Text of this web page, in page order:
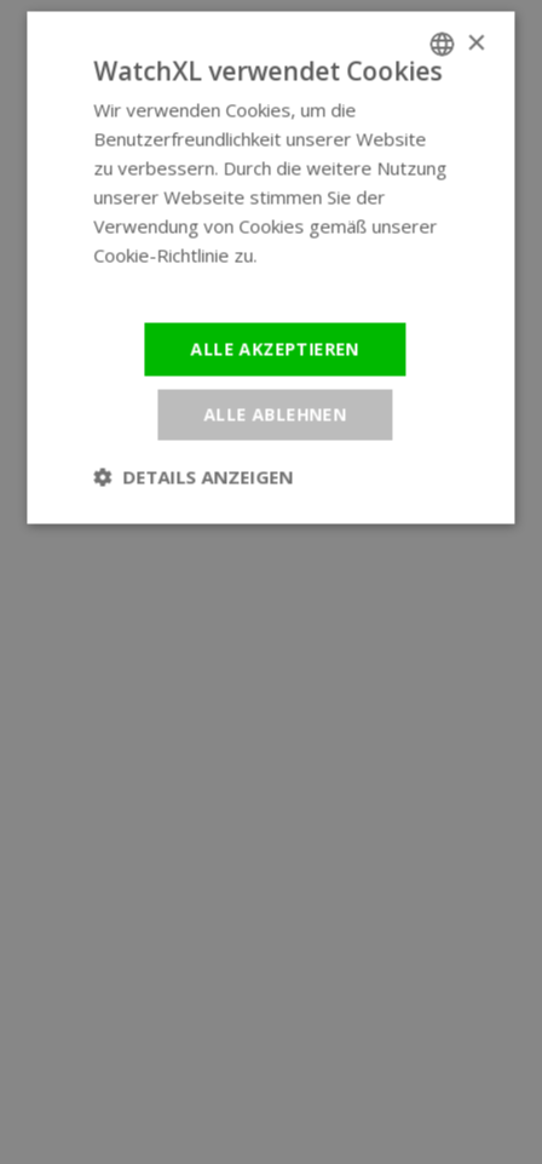
GERMAN
×
WatchXL verwendet Cookies
Wir verwenden Cookies, um die
Benutzerfreundlichkeit unserer Website
zu verbessern. Durch die weitere Nutzung
unserer Webseite stimmen Sie der
Verwendung von Cookies gemäß unserer
Cookie-Richtlinie zu.
ALLE AKZEPTIEREN
ALLE ABLEHNEN
DETAILS ANZEIGEN